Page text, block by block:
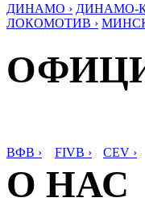
ДИНАМО › ДИНАМО-
ЛОКОМОТИВ ›
ВФВ › FIVB › CEV ›
О НАС